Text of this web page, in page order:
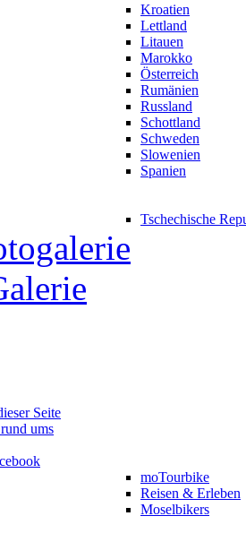
Kroatien
Lettland
Litauen
Marokko
Österreich
Rumänien
Russland
Schottland
Schweden
Slowenien
Spanien
Tschechische
Seite
ums
moTourbike
Reisen & Erleben
Moselbikers